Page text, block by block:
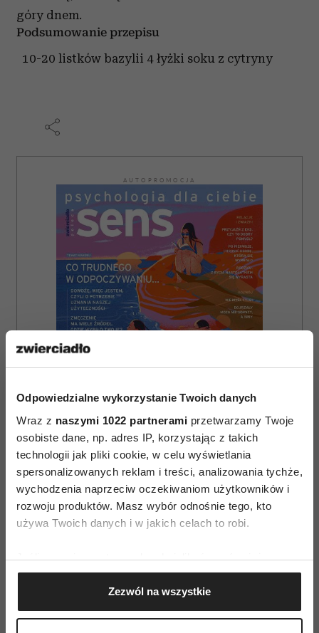
Odpowiedzialne wykorzystanie Twoich danych
Wraz z naszymi 1022 partnerami przetwarzamy Twoje
osobiste dane, np. adres IP, korzystając z takich
technologii jak pliki cookie, w celu wyświetlania
spersonalizowanych reklam i treści, analizowania tychże,
wychodzenia naprzeciw oczekiwaniom użytkowników i
rozwoju produktów. Masz wybór odnośnie tego, kto
używa Twoich danych i w jakich celach to robi.
Jeśli wyrazisz na to zgodę, chcielibyśmy również:
Gromadzić dane dotyczące Twojej lokalizacji
geograficznej z dokładnością nawet do kilku metrów
Identyfikować Twoje urządzenie, aktywnie
Zezwól na wszystkie
góry dnem.
Podsumowanie przepisu
10-20 listków bazylii 4 łyżki soku z cytryny
AUTOPROMOCJA
ZAMÓW
WYDANIE DRUKOWANE
E-WYDANIE